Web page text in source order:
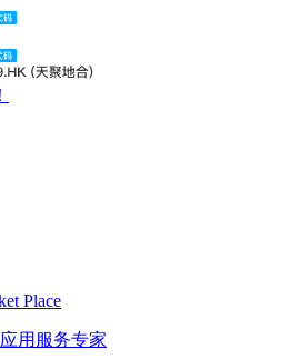
Place
用服务专家